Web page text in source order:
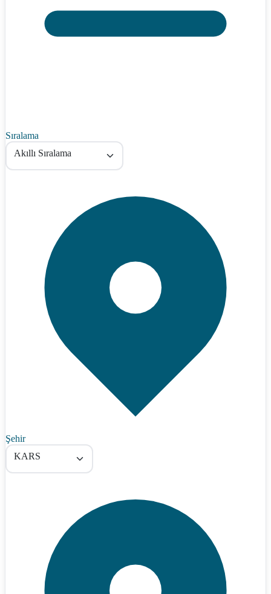
Sıralama
Akıllı Sıralama
Şehir
KARS